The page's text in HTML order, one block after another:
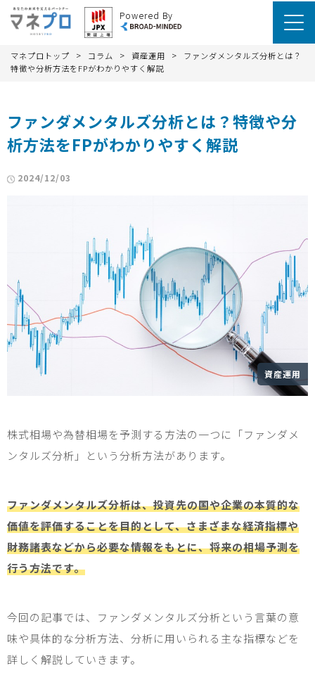
Powered By
マネプロトップ > コラム > 資産運用 >
ファンダメンタルズ分析とは？
特徴や分析方法をFPがわかりやすく解説
ファンダメンタルズ分析とは？特徴や分
析方法をFPがわかりやすく解説
2024/12/03
資産運用
株式相場や為替相場を予測する方法の一つに「ファンダメ
ンタルズ分析」という分析方法があります。
ファンダメンタルズ分析は、投資先の国や企業の本質的な
価値を評価することを目的として、さまざまな経済指標や
財務諸表などから必要な情報をもとに、将来の相場予測を
行う方法です。
今回の記事では、ファンダメンタルズ分析という言葉の意
味や具体的な分析方法、分析に用いられる主な指標などを
詳しく解説していきます。